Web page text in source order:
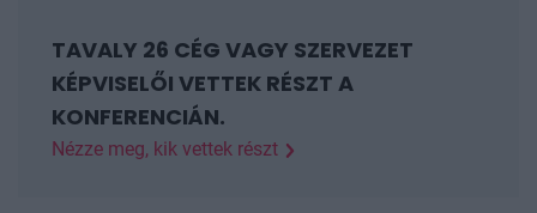
TAVALY 26 CÉG VAGY SZERVEZET
KÉPVISELŐI VETTEK RÉSZT A
KONFERENCIÁN.
Nézze meg, kik vettek részt